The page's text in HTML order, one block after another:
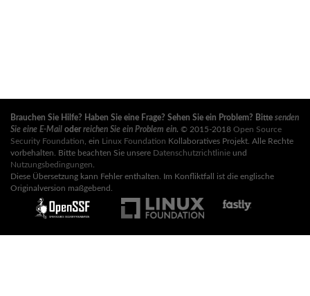
Brauchen Sie Hilfe? Haben Sie eine Frage? Sehen Sie ein Problem? Bitte senden
Sie eine E-Mail oderreichen Sie ein Problem ein. © 2015-2018 Open Source
Security Foundation , ein Linux Foundation Kollaboratives Projekt. Alle Rechte
vorbehalten. Bitte beachten Sie unsere Datenschutzrichtlinie und
Nutzungsbedingungen
Diese Übersetzung kann Fehler enthalten. Im Konfliktfall ist die englische
Originalversion maßgebend.